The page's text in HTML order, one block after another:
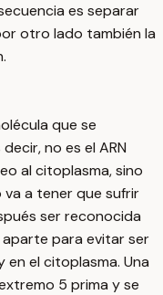
es separar
otro lado también la
que se
no es el ARN
al citoplasma, sino
va a tener que sufrir
ser reconocida
para evitar ser
el citoplasma. Una
5 prima y se